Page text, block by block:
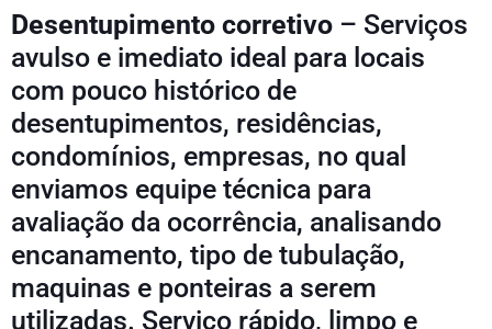
Desentupimento corretivo – Serviços
avulso e imediato ideal para locais
com pouco histórico de
desentupimentos, residências,
condomínios, empresas, no qual
enviamos equipe técnica para
avaliação da ocorrência, analisando
encanamento, tipo de tubulação,
maquinas e ponteiras a serem
utilizadas. Serviço rápido, limpo e